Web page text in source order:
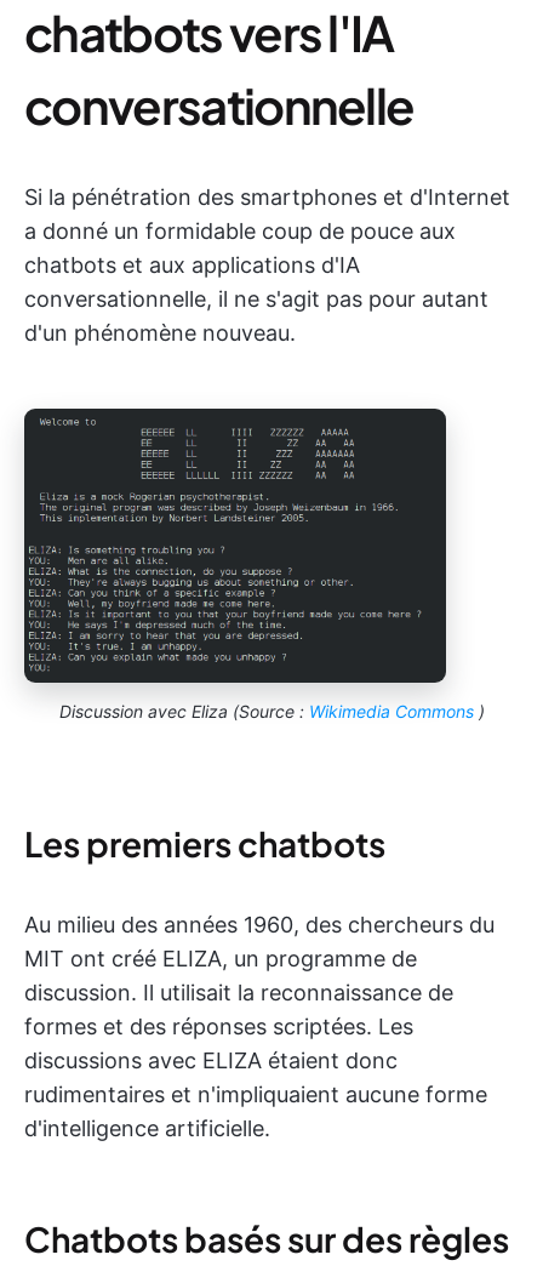
chatbots vers l'IA
conversationnelle
Si la pénétration des smartphones et d'Internet
a donné un formidable coup de pouce aux
chatbots et aux applications d'IA
conversationnelle, il ne s'agit pas pour autant
d'un phénomène nouveau.
Discussion avec Eliza (Source : Wikimedia Commons )
Les premiers chatbots
Au milieu des années 1960, des chercheurs du
MIT ont créé ELIZA, un programme de
discussion. Il utilisait la reconnaissance de
formes et des réponses scriptées. Les
discussions avec ELIZA étaient donc
rudimentaires et n'impliquaient aucune forme
d'intelligence artificielle.
Chatbots basés sur des règles